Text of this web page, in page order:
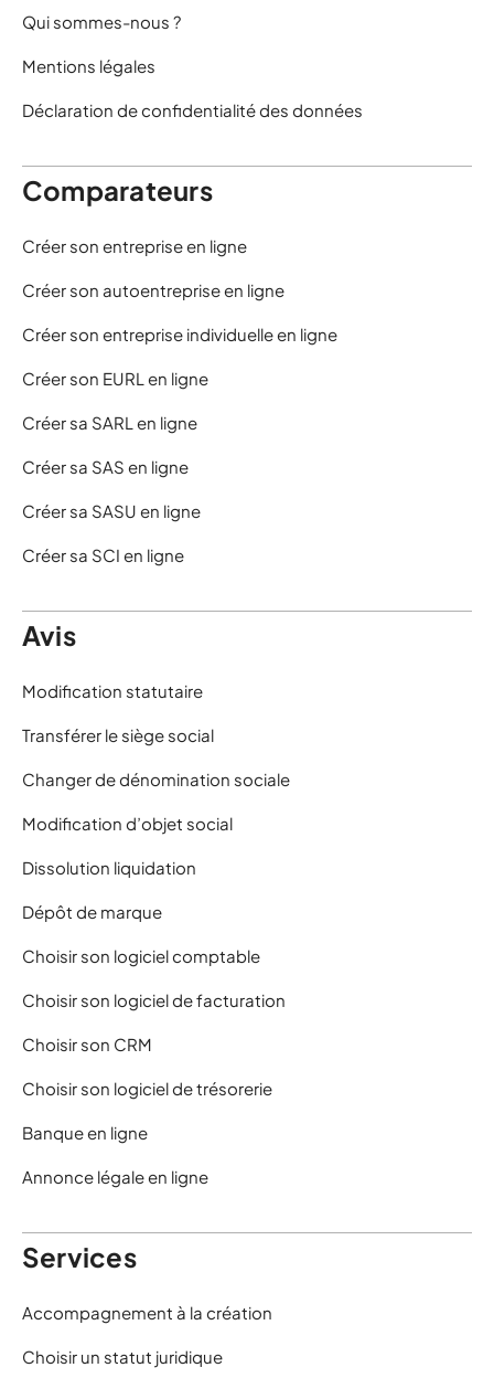
Qui sommes-nous ?
Mentions légales
Déclaration de confidentialité des données
Comparateurs
Créer son entreprise en ligne
Créer son autoentreprise en ligne
Créer son entreprise individuelle en ligne
Créer son EURL en ligne
Créer sa SARL en ligne
Créer sa SAS en ligne
Créer sa SASU en ligne
Créer sa SCI en ligne
Avis
Modification statutaire
Transférer le siège social
Changer de dénomination sociale
Modification d’objet social
Dissolution liquidation
Dépôt de marque
Choisir son logiciel comptable
Choisir son logiciel de facturation
Choisir son CRM
Choisir son logiciel de trésorerie
Banque en ligne
Annonce légale en ligne
Services
Accompagnement à la création
Choisir un statut juridique